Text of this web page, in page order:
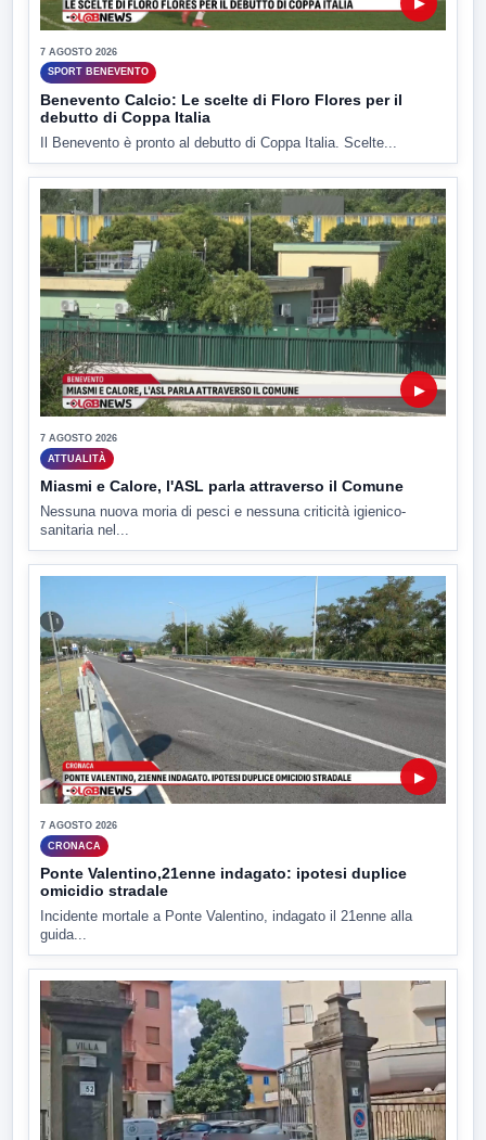
7 AGOSTO 2026
SPORT BENEVENTO
Benevento Calcio: Le scelte di Floro Flores per il
debutto di Coppa Italia
Il Benevento è pronto al debutto di Coppa Italia. Scelte...
▶
7 AGOSTO 2026
ATTUALITÀ
Miasmi e Calore, l'ASL parla attraverso il Comune
Nessuna nuova moria di pesci e nessuna criticità igienico-
sanitaria nel...
▶
7 AGOSTO 2026
CRONACA
Ponte Valentino,21enne indagato: ipotesi duplice
omicidio stradale
Incidente mortale a Ponte Valentino, indagato il 21enne alla
guida...